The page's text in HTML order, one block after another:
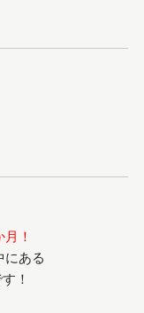
！
ある
！